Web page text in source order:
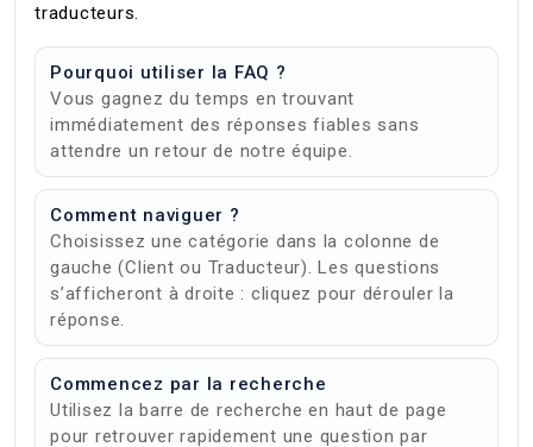
traducteurs.
Pourquoi utiliser la FAQ ?
Vous gagnez du temps en trouvant
immédiatement des réponses fiables sans
attendre un retour de notre équipe.
Comment naviguer ?
Choisissez une catégorie dans la colonne de
gauche (Client ou Traducteur). Les questions
s’afficheront à droite : cliquez pour dérouler la
réponse.
Commencez par la recherche
Utilisez la barre de recherche en haut de page
pour retrouver rapidement une question par